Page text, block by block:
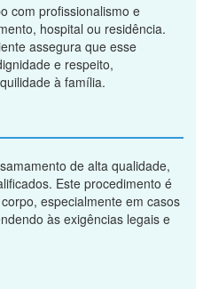
com profissionalismo e
hospital ou residência.
assegura que esse
e respeito,
à família.
de alta qualidade,
Este procedimento é
especialmente em casos
às exigências legais e